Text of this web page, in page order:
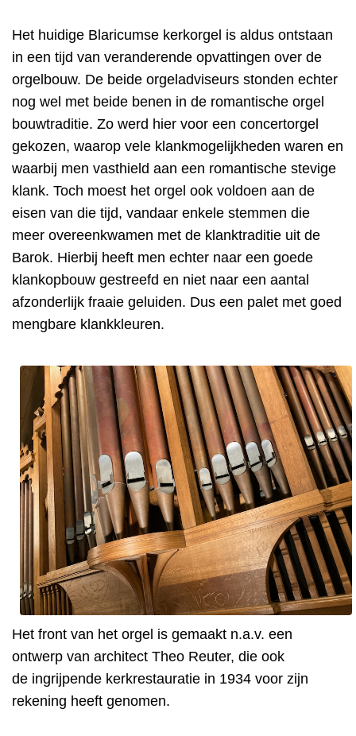
Het huidige Blaricumse kerkorgel is aldus ontstaan
in een tijd van veranderende opvattingen over de
orgelbouw. De beide orgeladviseurs stonden echter
nog wel met beide benen in de romantische orgel
bouwtraditie. Zo werd hier voor een concertorgel
gekozen, waarop vele klankmogelijkheden waren en
waarbij men vasthield aan een romantische stevige
klank. Toch moest het orgel ook voldoen aan de
eisen van die tijd, vandaar enkele stemmen die
meer overeenkwamen met de klanktraditie uit de
Barok. Hierbij heeft men echter naar een goede
klankopbouw gestreefd en niet naar een aantal
afzonderlijk fraaie geluiden. Dus een palet met goed
mengbare klankkleuren.
Het front van het orgel is gemaakt n.a.v. een
ontwerp van architect Theo Reuter, die ook
de ingrijpende kerkrestauratie in 1934 voor zijn
rekening heeft genomen.